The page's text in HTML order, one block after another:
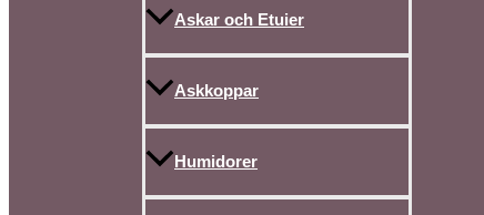
Askar och Etuier
Askkoppar
Humidorer